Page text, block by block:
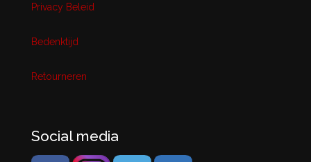
Privacy Beleid
Bedenktijd
Retourneren
Social media